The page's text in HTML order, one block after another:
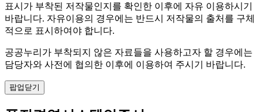
표시가 부착된 저작물인지를 확인한 이후에 자유 이용하시기
바랍니다. 자유이용의 경우에는 반드시 저작물의 출처를 구체
적으로 표시하여야 합니다.
공공누리가 부착되지 않은 자료들을 사용하고자 할 경우에는
담당자와 사전에 협의한 이후에 이용하여 주시기 바랍니다.
팝업닫기